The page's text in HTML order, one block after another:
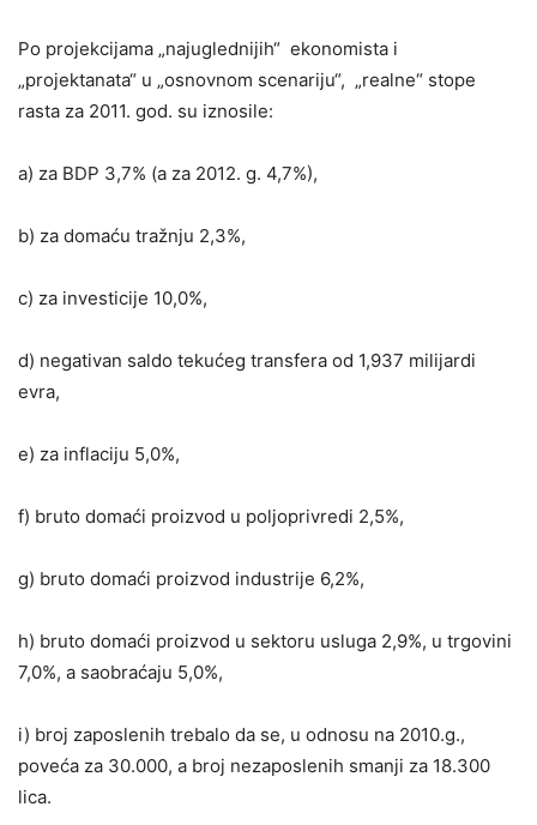
Po projekcijama „najuglednijih“ ekonomista i
„projektanata“ u „osnovnom scenariju“, „realne“ stope
rasta za 2011. god. su iznosile:
a) za BDP 3,7% (a za 2012. g. 4,7%),
b) za domaću tražnju 2,3%,
c) za investicije 10,0%,
d) negativan saldo tekućeg transfera od 1,937 milijardi
evra,
e) za inflaciju 5,0%,
f) bruto domaći proizvod u poljoprivredi 2,5%,
g) bruto domaći proizvod industrije 6,2%,
h) bruto domaći proizvod u sektoru usluga 2,9%, u trgovini
7,0%, a saobraćaju 5,0%,
i) broj zaposlenih trebalo da se, u odnosu na 2010.g.,
poveća za 30.000, a broj nezaposlenih smanji za 18.300
lica.